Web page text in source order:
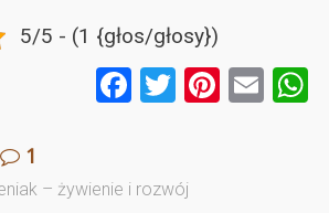
5/5 - (1 {głos/głosy})
F
b
T
er
Pi E
1
– żywienie i rozwój